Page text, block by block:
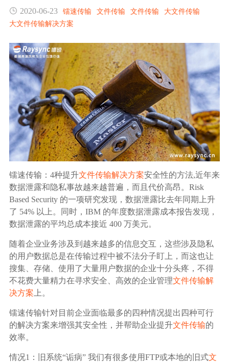
数据同步
内外网文件交换
数据迁移
数据协作
数据分发
行业应用解决方案
政府机构
金融行业
基因行业
汽车行业
生产制造业
生态合作
关于镭速
帮助中心
2020-06-23 镭速传输 文件传输 文件传输
大文件传输
大文件传输解决方案
镭速传输：4种提升文件传输解决方案安全性的方法,近年来
数据泄露和隐私事故越来越普遍，而且代价高昂。Risk
Based Security 的一项研究发现，数据泄露比去年同期上升
了 54% 以上。同时，IBM 的年度数据泄露成本报告发现，
数据泄露的平均总成本接近 400 万美元。
随着企业业务涉及到越来越多的信息交互，这些涉及隐私
的用户数据总是在传输过程中被不法分子盯上，而这也让
搜集、存储、使用了大量用户数据的企业十分头疼，不得
不花费大量精力在寻求安全、高效的企业管理文件传输解
决方案 上。
镭速传输针对目前企业面临最多的四种情况提出四种可行
的解决方案来增强其安全性，并帮助企业提升文件传输的
效率。
情况1：旧系统“诟病” 我们有很多使用FTP或本地的旧式文